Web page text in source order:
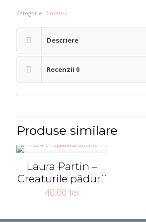
&
Maino
a
lyric
an
aria
Categorie: Simetric
Descriere
Recenzii 0
Produse similare
Laura Partin –
Creaturile pădurii
40.00 lei